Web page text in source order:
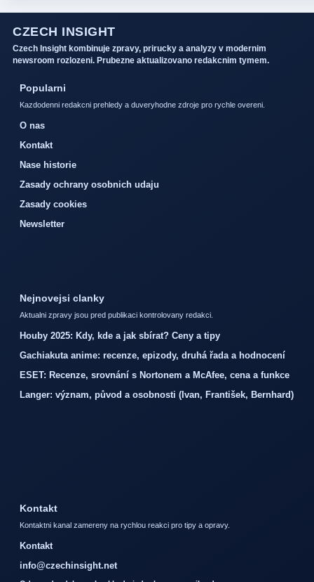
CZECH INSIGHT
Czech Insight kombinuje zpravy, prirucky a analyzy v modernim
newsroom rozlozeni. Prubezne aktualizovano redakcnim tymem.
Popularni
Kazdodenni redakcni prehledy a duveryhodne zdroje pro rychle overeni.
O nas
Kontakt
Nase historie
Zasady ochrany osobnich udaju
Zasady cookies
Newsletter
Nejnovejsi clanky
Aktualni zpravy jsou pred publikaci kontrolovany redakci.
Houby 2025: Kdy, kde a jak sbírat? Ceny a tipy
Gachiakuta anime: recenze, epizody, druhá řada a hodnocení
ESET: Recenze, srovnání s Nortonem a McAfee, cena a funkce
Langer: význam, původ a osobnosti (Ivan, František, Bernhard)
Kontakt
Kontaktni kanal zamereny na rychlou reakci pro tipy a opravy.
Kontakt
info@czechinsight.net